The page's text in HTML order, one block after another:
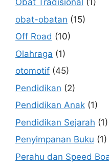
Obat Tradisional (1)
obat-obatan (15)
Off Road (10)
Olahraga (1)
otomotif (45)
Pendidikan (2)
Pendidikan Anak (1)
Pendidikan Sejarah (1)
Penyimpanan Buku (1)
Perahu dan Speed